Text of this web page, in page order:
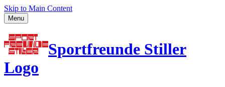
Skip to Main Content
Menu
Sportfreunde Stiller
Logo